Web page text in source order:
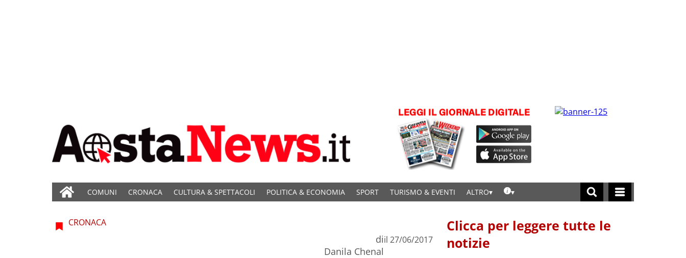
COMUNI CRONACA CULTURA & SPETTACOLI POLITICA & ECONOMIA SPORT TURISMO & EVENTI ALTRO
CRONACA
di
Danila Chenal
il 27/06/2017
Clicca per leggere tutte le
notizie